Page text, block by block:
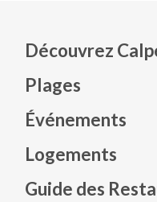
Découvrez
Plages
Événements
Logements
Guide des